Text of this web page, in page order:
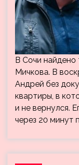
В Сочи найдено
Мичкова. В
Андрей без
квартиры, в
и не вернулся.
через 20 минут